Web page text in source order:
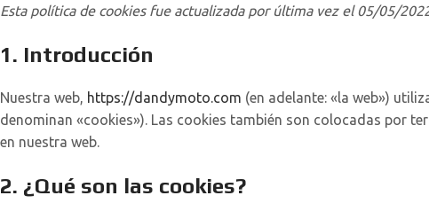
Esta política de cookies fue actualizada por última vez el 05/05/
1. Introducción
Nuestra web, https://dandymoto.com (en adelante: «la web»)
denominan «cookies»). Las cookies también son colocadas por
en nuestra web.
2. ¿Qué son las cookies?